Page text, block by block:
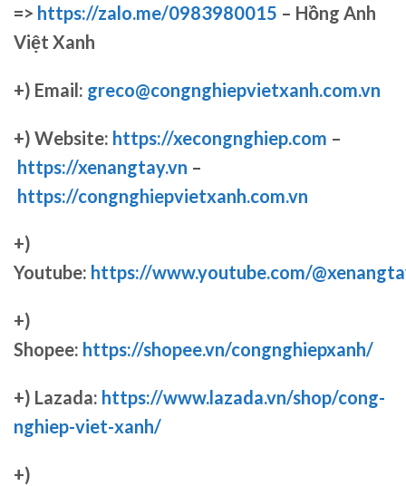
=> https://zalo.me/0983980015 – Hồng Anh
Việt Xanh
+) Email: greco@congnghiepvietxanh.com.vn
+) Website: https://xecongnghiep.com –
https://xenangtay.vn –
https://congnghiepvietxanh.com.vn
+)
Youtube: https://www.youtube.com/
+)
Shopee: https://shopee.vn/congnghiepxanh/
+) Lazada: https://www.lazada.vn/shop/cong-
nghiep-viet-xanh/
+)